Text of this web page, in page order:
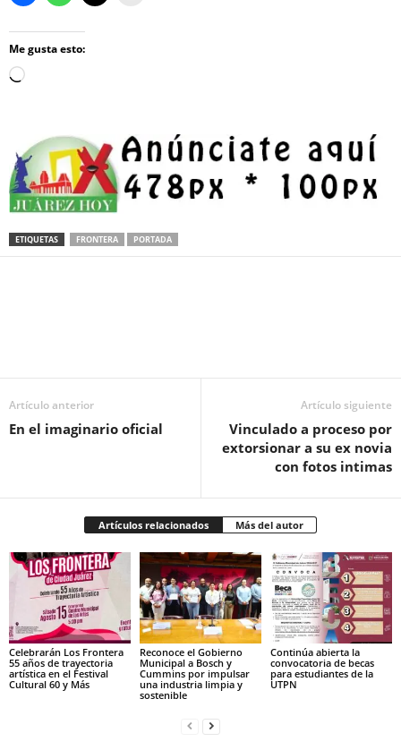
Me gusta esto:
Loading…
ETIQUETAS FRONTERA PORTADA
Artículo anterior
En el imaginario oficial
Artículo siguiente
Vinculado a proceso por
extorsionar a su ex novia
con fotos intimas
Artículos relacionados Más del autor
Celebrarán Los Frontera
55 años de trayectoria
artística en el Festival
Cultural 60 y Más
Reconoce el Gobierno
Municipal a Bosch y
Cummins por impulsar
una industria limpia y
sostenible
Continúa abierta la
convocatoria de becas
para estudiantes de la
UTPN